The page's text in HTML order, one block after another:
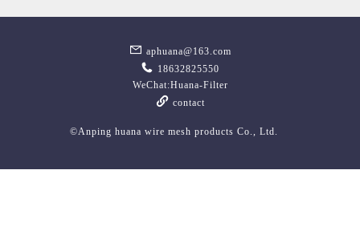
©Anping huana wire mesh products Co., Ltd.
aphuana@163.com
18632825550
WeChat:Huana-Filter
contact